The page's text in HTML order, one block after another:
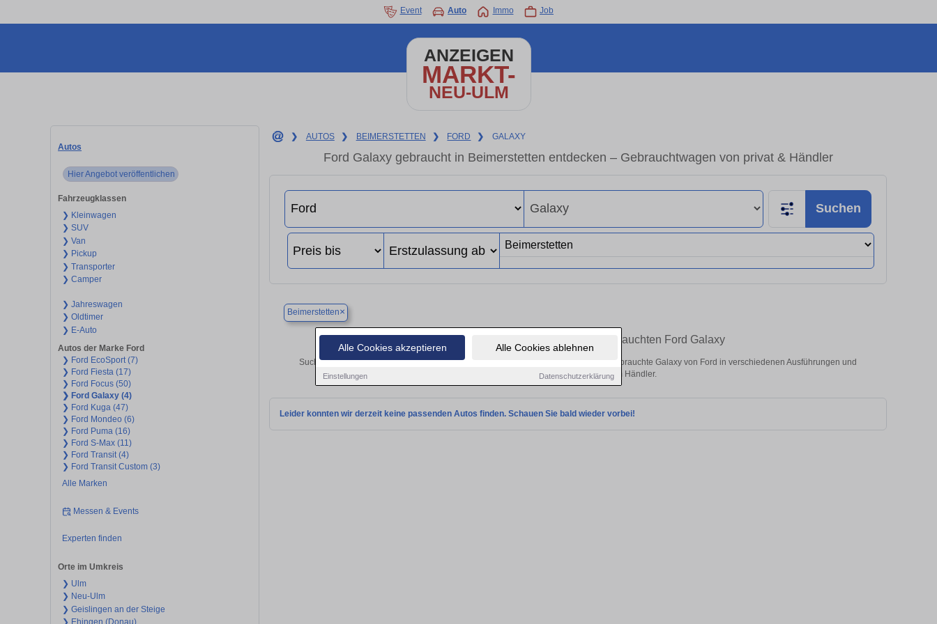
Alle Cookies akzeptieren Alle Cookies ablehnen
Einstellungen Datenschutzerklärung
Event Auto Immo Job
ANZEIGEN
MARKT-
NEU-ULM
Autos
Hier Angebot veröffentlichen
Fahrzeugklassen
❯ Kleinwagen
❯ SUV
❯ Van
❯ Pickup
❯ Transporter
❯ Camper
❯ Jahreswagen
❯ Oldtimer
❯ E-Auto
Autos der Marke Ford
❯ Ford EcoSport (7)
❯ Ford Fiesta (17)
❯ Ford Focus (50)
❯ Ford Galaxy (4)
❯ Ford Kuga (47)
❯ Ford Mondeo (6)
❯ Ford Puma (16)
❯ Ford S-Max (11)
❯ Ford Transit (4)
❯ Ford Transit Custom (3)
Alle Marken
Messen & Events
Experten finden
Orte im Umkreis
❯ Ulm
❯ Neu-Ulm
❯ Geislingen an der Steige
❯ Ehingen (Donau)
❯ AUTOS ❯ BEIMERSTETTEN ❯ FORD ❯ GALAXY
Ford Galaxy gebraucht in Beimerstetten entdecken – Gebrauchtwagen von privat & Händler
Suchen
Beimerstetten×
Finden Sie in Beimerstetten Ihren gebrauchten Ford Galaxy
Suchen Sie in Beimerstetten einen Ford Galaxy Gebrauchtwagen? Entdecken Sie gebrauchte Galaxy von Ford in verschiedenen Ausführungen und
Preisklassen von privat und vom Händler.
Leider konnten wir derzeit keine passenden Autos finden. Schauen Sie bald wieder vorbei!